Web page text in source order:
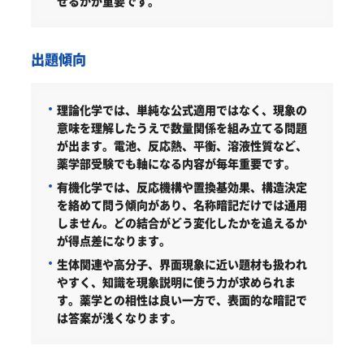
出題傾向
理論化学では、単純な公式適用ではなく、現象の
意味を理解したうえで数量関係を組み立てる問題
が出ます。電池、反応熱、平衡、溶液性質など、
薬学部受験でも軸になる内容が毎年重要です。
有機化学では、反応機構や置換基効果、構造決定
を絡めて問う傾向があり、名称暗記だけでは通用
しません。どの結合がどう変化したかを追えるか
が得点差になります。
生体関連や高分子、界面現象に近い題材も扱われ
やすく、知識を現象説明に使う力が求められま
す。薬学との相性は良い一方で、表面的な暗記で
は答案が浅くなります。